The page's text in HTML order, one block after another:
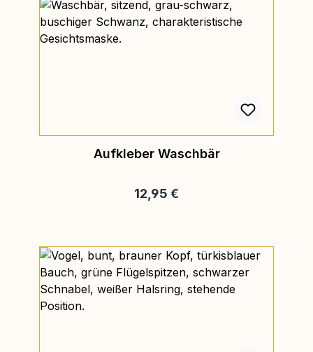
Aufkleber Waschbär
Regulärer Preis:
12,95 €